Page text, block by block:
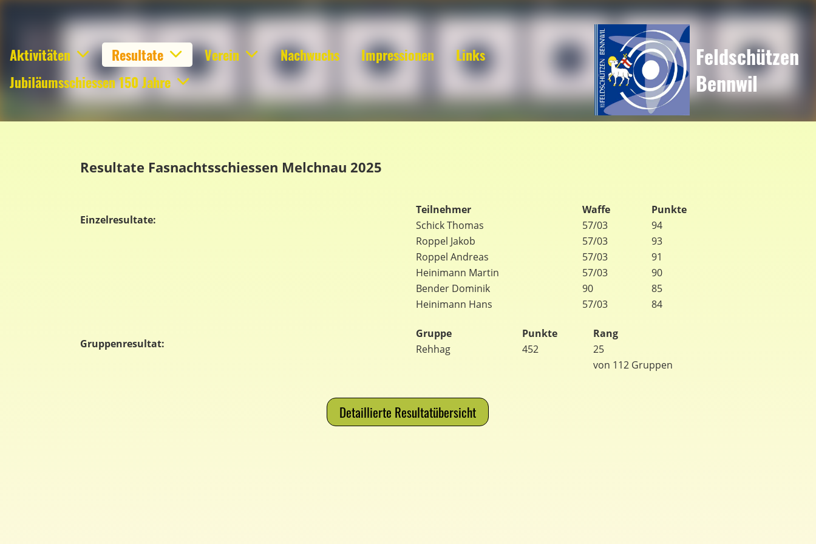
Aktivitäten Resultate Verein Nachwuchs Impressionen
Links
Jubiläumsschiessen 150 Jahre
Feldschützen
Bennwil
Resultate Fasnachtsschiessen Melchnau 2025
Einzelresultate:
Teilnehmer Waffe
Punkte
Schick Thomas
57/03
94
Roppel Jakob
57/03
93
Roppel Andreas
57/03
91
Heinimann Martin
57/03
90
Bender Dominik
90
85
Heinimann Hans
57/03 84
Gruppenresultat:
Gruppe Punkte
Rang
Rehhag
452
25
von 112 Gruppen
Detaillierte Resultatübersicht